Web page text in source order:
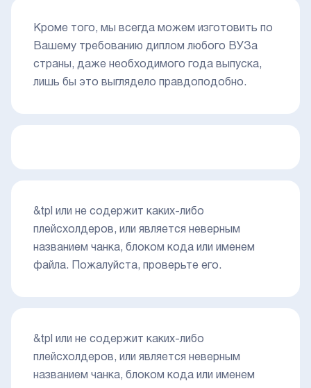
Кроме того, мы всегда можем изготовить по
Вашему требованию диплом любого ВУЗа
страны, даже необходимого года выпуска,
лишь бы это выглядело правдоподобно.
&tpl или не содержит каких-либо
плейсхолдеров, или является неверным
названием чанка, блоком кода или именем
файла. Пожалуйста, проверьте его.
&tpl или не содержит каких-либо
плейсхолдеров, или является неверным
названием чанка, блоком кода или именем